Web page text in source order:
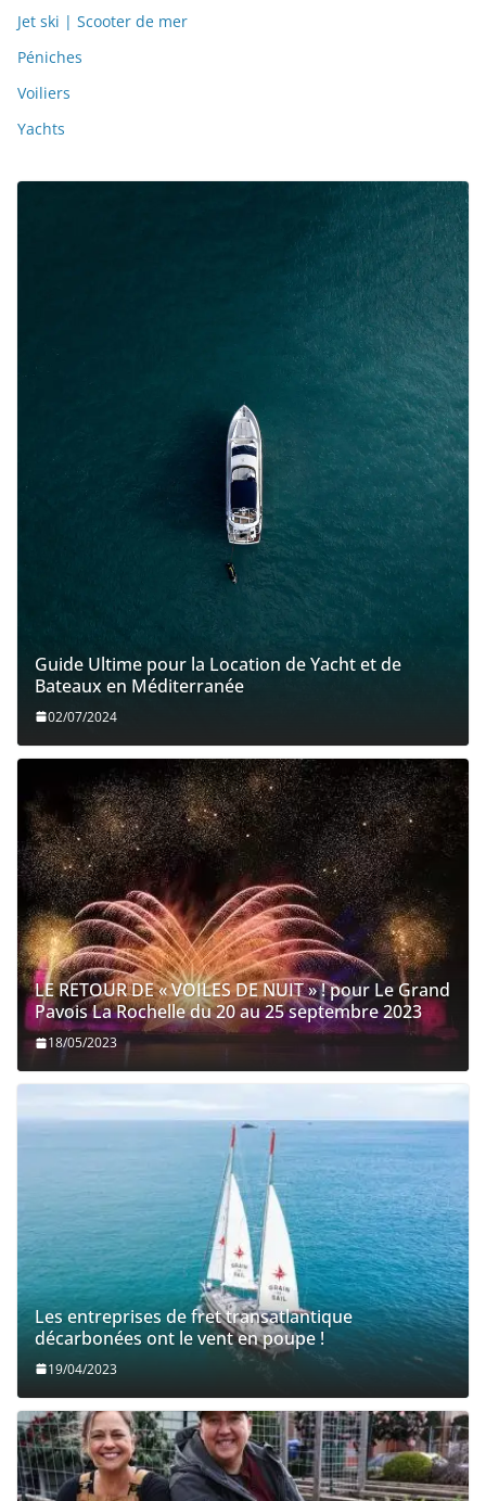
Jet ski | Scooter de mer
Péniches
Voiliers
Yachts
Guide Ultime pour la Location de Yacht et de
Bateaux en Méditerranée
02/07/2024
LE RETOUR DE « VOILES DE NUIT » ! pour Le Grand
Pavois La Rochelle du 20 au 25 septembre 2023
18/05/2023
Les entreprises de fret transatlantique
décarbonées ont le vent en poupe !
19/04/2023